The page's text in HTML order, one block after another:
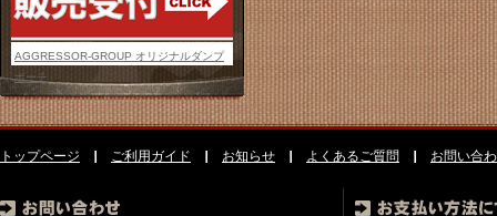
AGGRESSOR-GROUP オリジナルダンプ
ポーチ
トップページ ご利用ガイド お知らせ よくあるご質問 お問い合